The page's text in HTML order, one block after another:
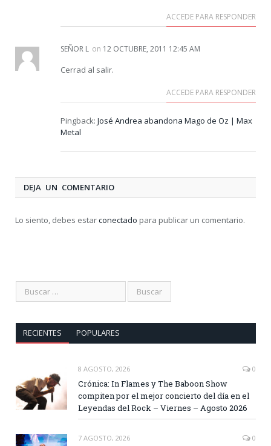
ACCEDE PARA RESPONDER
SEÑOR L on 12 OCTUBRE, 2011 12:45 AM
Cerrad al salir.
ACCEDE PARA RESPONDER
Pingback: José Andrea abandona Mago de Oz | Max
Metal
DEJA UN COMENTARIO
Lo siento, debes estarconectado para publicar un comentario.
RECIENTES POPULARES
8 AGOSTO, 2026 0
Crónica: In Flames y The Baboon Show
compiten por el mejor concierto del día en el
Leyendas del Rock – Viernes – Agosto 2026
7 AGOSTO, 2026 0